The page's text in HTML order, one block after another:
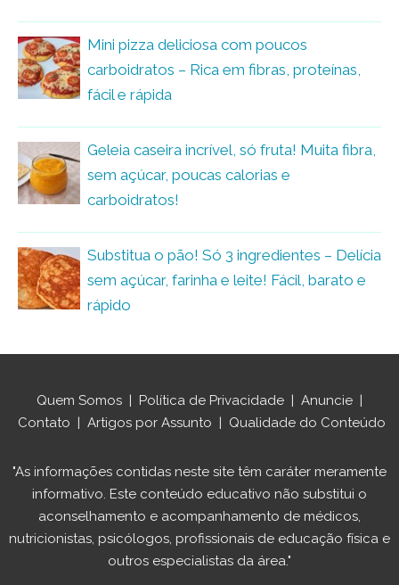
Mini pizza deliciosa com poucos
carboidratos – Rica em fibras, proteínas,
fácil e rápida
Geleia caseira incrível, só fruta! Muita fibra,
sem açúcar, poucas calorias e
carboidratos!
Substitua o pão! Só 3 ingredientes – Delícia
sem açúcar, farinha e leite! Fácil, barato e
rápido
Quem Somos | Política de Privacidade | Anuncie |
Contato | Artigos por Assunto | Qualidade do Conteúdo
"As informações contidas neste site têm caráter meramente
informativo. Este conteúdo educativo não substitui o
aconselhamento e acompanhamento de médicos,
nutricionistas, psicólogos, profissionais de educação física e
outros especialistas da área."